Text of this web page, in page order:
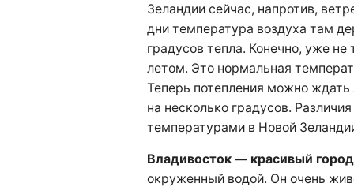
Зеландии сейчас, напротив,
дни температура воздуха там
градусов тепла. Конечно, уже не
летом. Это нормальная
Теперь потепления можно
на несколько градусов.
температурами в Новой
Владивосток — красивый город
окруженный водой. Он очень